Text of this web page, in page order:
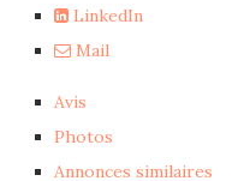
LinkedIn
Mail
Avis
Photos
Annonces similaires